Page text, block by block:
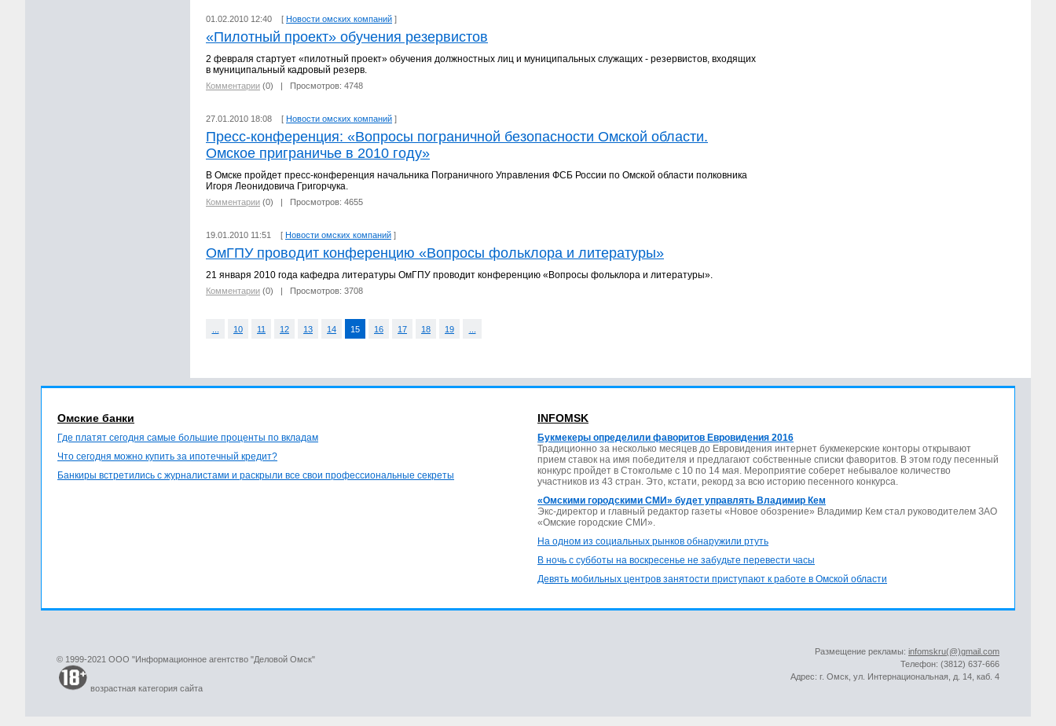
01.02.2010 12:40 [ Новости омских компаний ]
«Пилотный проект» обучения резервистов
2 февраля стартует «пилотный проект» обучения должностных лиц и муниципальных служащих - резервистов, входящих
в муниципальный кадровый резерв.
Комментарии (0) | Просмотров: 4748
27.01.2010 18:08 [ Новости омских компаний ]
Пресс-конференция: «Вопросы пограничной безопасности Омской области.
Омское приграничье в 2010 году»
В Омске пройдет пресс-конференция начальника Пограничного Управления ФСБ России по Омской области полковника
Игоря Леонидовича Григорчука.
Комментарии (0) | Просмотров: 4655
19.01.2010 11:51 [ Новости омских компаний ]
ОмГПУ проводит конференцию «Вопросы фольклора и литературы»
21 января 2010 года кафедра литературы ОмГПУ проводит конференцию «Вопросы фольклора и литературы».
Комментарии (0) | Просмотров: 3708
10 11 12 13 14 15 16 17 18 19
Омские банки
Где платят сегодня самые большие проценты по вкладам
Что сегодня можно купить за ипотечный кредит?
Банкиры встретились с журналистами и раскрыли все свои профессиональные секреты
INFOMSK
Букмекеры определили фаворитов Евровидения 2016
Традиционно за несколько месяцев до Евровидения интернет букмекерские конторы открывают
прием ставок на имя победителя и предлагают собственные списки фаворитов. В этом году песенный
конкурс пройдет в Стокгольме с 10 по 14 мая. Мероприятие соберет небывалое количество
участников из 43 стран. Это, кстати, рекорд за всю историю песенного конкурса.
«Омскими городскими СМИ» будет управлять Владимир Кем
Экс-директор и главный редактор газеты «Новое обозрение» Владимир Кем стал руководителем ЗАО
«Омские городские СМИ».
На одном из социальных рынков обнаружили ртуть
В ночь с субботы на воскресенье не забудьте перевести часы
Девять мобильных центров занятости приступают к работе в Омской области
© 1999-2021 ООО "Информационное агентство "Деловой Омск"
возрастная категория сайта
Размещение рекламы: infomskru(@)gmail.com
Телефон: (3812) 637-666
Адрес: г. Омск, ул. Интернациональная, д. 14, каб. 4